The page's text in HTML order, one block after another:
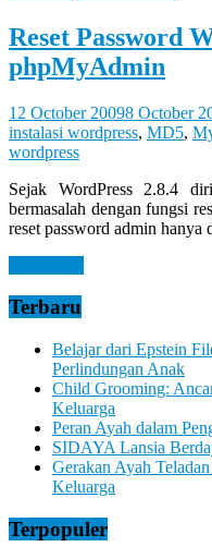
Right
Brain
Let
Feel
It
Reset Password
phpMyAdmin
12 October 20098 October
instalasi wordpress, MD5,
wordpress
Sejak WordPress 2.8.4
bermasalah dengan fungsi
reset password admin hanya
Terbaru
Belajar dari Epstein
Perlindungan Anak
Child Grooming:
Keluarga
Peran Ayah dalam
SIDAYA Lansia
Gerakan Ayah
Keluarga
Terpopuler